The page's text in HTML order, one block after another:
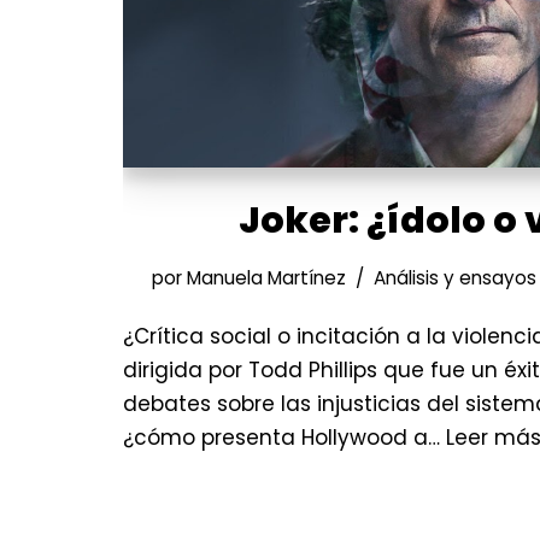
Joker: ¿ídolo o
porManuela Martínez Análisis y ensayos
¿Crítica social o incitación a la
dirigida por Todd Phillips que fue un
debates sobre las injusticias del
¿cómo presenta Hollywood a… Leer